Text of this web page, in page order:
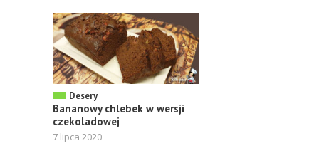
Desery
Bananowy chlebek w wersji
czekoladowej
7 lipca 2020